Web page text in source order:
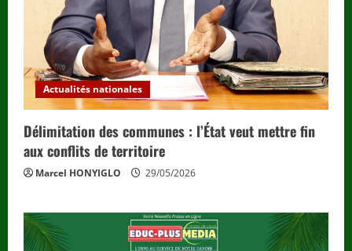
Actualités nationales
Délimitation des communes : l’État veut mettre fin
aux conflits de territoire
Marcel HONYIGLO 29/05/2026